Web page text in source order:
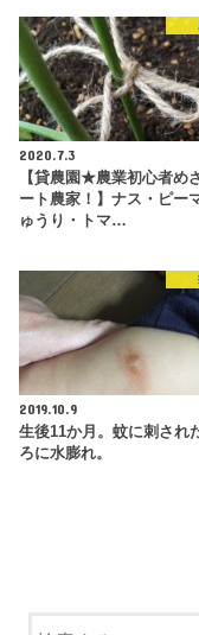
2020.7.3
【貸農園★農業初心者め
ート農家！】ナス・ピー
ゅうり・トマ…
2019.10.9
生後11か月。蚊に刺され
ろに水膨れ。